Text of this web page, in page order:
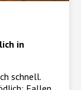
in
schnell.